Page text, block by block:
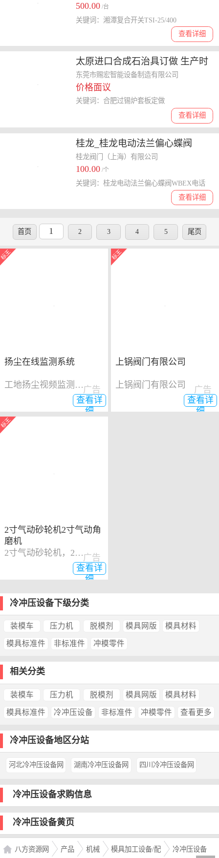
500.00 /台
查看详细
关键词：湘潭复合开关TSI-25/400
太原进口合成石治具订做 生产时
间快 合肥过锡炉套板定做
东莞市赐宏智能设备制造有限公司
价格面议
查看详细
关键词：合肥过锡炉套板定做
桂龙_桂龙电动法兰偏心蝶阀
WBEX电话
桂龙阀门（上海）有限公司
100.00 /个
查看详细
关键词：桂龙电动法兰偏心蝶阀WBEX电话
首页 1 2 3 4 5 尾页
扬尘在线监测系统
工地扬尘视频监测系统
查看详
细
广告
上锅阀门有限公司
上锅阀门有限公司
查看详
细
广告
2寸气动砂轮机2寸气动角
磨机
2寸气动砂轮机，2寸气动角磨机
查看详
细
广告
冷冲压设备下级分类
装模车 压力机 脱模剂 模具网版 模具材料
模具标准件 非标准件 冲模零件
相关分类
装模车 压力机 脱模剂 模具网版 模具材料
模具标准件 冷冲压设备 非标准件 冲模零件 查看更多
冷冲压设备地区分站
河北冷冲压设备网 湖南冷冲压设备网 四川冷冲压设备网
冷冲压设备求购信息
冷冲压设备黄页
八方资源网 产品 机械 模具加工设备/配 冷冲压设备